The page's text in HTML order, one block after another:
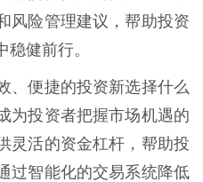
风险管理建议，帮助投资
健前行。
、便捷的投资新选择什么
为投资者把握市场机遇的
灵活的资金杠杆，帮助投
过智能化的交易系统降低